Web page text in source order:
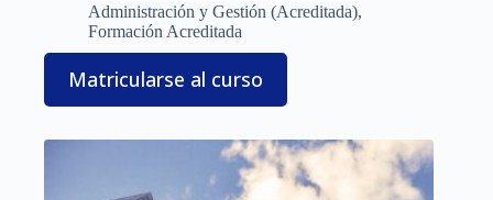
Administración y Gestión (Acreditada),
Formación Acreditada
Matricularse al curso